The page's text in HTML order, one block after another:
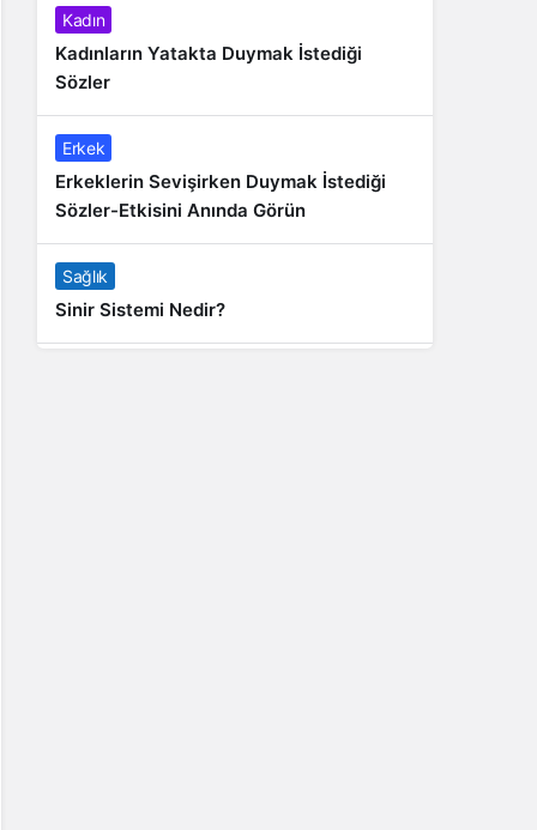
Kadın
Kadınların Yatakta Duymak İstediği
Sözler
Erkek
Erkeklerin Sevişirken Duymak İstediği
Sözler-Etkisini Anında Görün
Sağlık
Sinir Sistemi Nedir?